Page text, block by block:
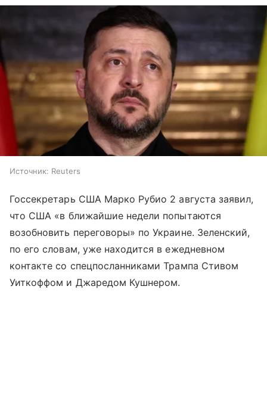
Источник: Reuters
Госсекретарь США Марко Рубио 2 августа заявил,
что США «в ближайшие недели попытаются
возобновить переговоры» по Украине. Зеленский,
по его словам, уже находится в ежедневном
контакте со спецпосланниками Трампа Стивом
Уиткоффом и Джаредом Кушнером.